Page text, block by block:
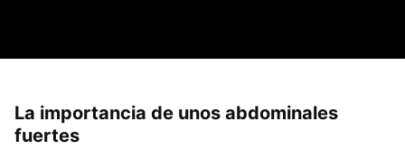
La importancia de unos abdominales
fuertes